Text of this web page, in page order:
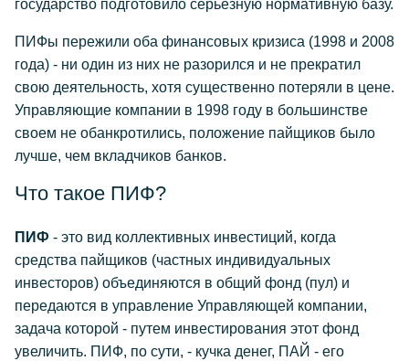
государство подготовило серьезную нормативную базу.
ПИФы пережили оба финансовых кризиса (1998 и 2008
года) - ни один из них не разорился и не прекратил
свою деятельность, хотя существенно потеряли в цене.
Управляющие компании в 1998 году в большинстве
своем не обанкротились, положение пайщиков было
лучше, чем вкладчиков банков.
Что такое ПИФ?
ПИФ - это вид коллективных инвестиций, когда
средства пайщиков (частных индивидуальных
инвесторов) объединяются в общий фонд (пул) и
передаются в управление Управляющей компании,
задача которой - путем инвестирования этот фонд
увеличить. ПИФ, по сути, - кучка денег, ПАЙ - его